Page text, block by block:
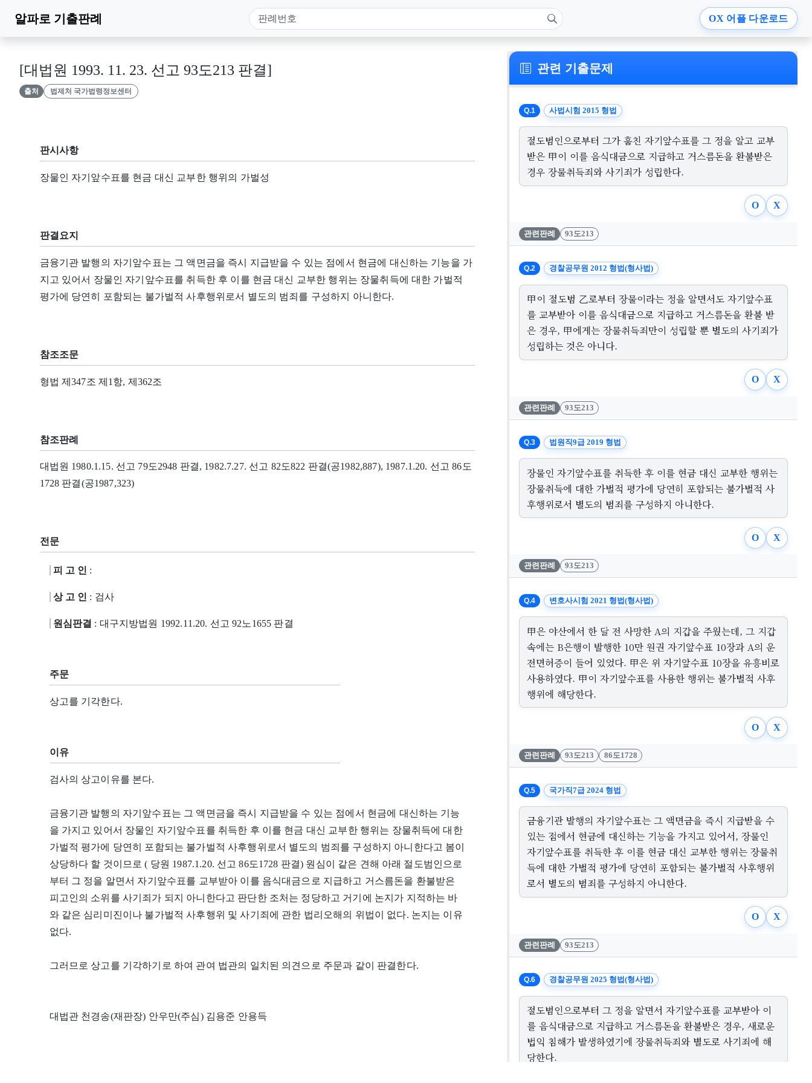
알파로 기출판례 OX 어플 다운로드
[대법원 1993. 11. 23. 선고 93도213 판결]
출처 법제처 국가법령정보센터
판시사항
장물인 자기앞수표를 현금 대신 교부한 행위의 가벌성
판결요지
금융기관 발행의 자기앞수표는 그 액면금을 즉시 지급받을 수 있는 점에서 현금에 대신하는 기능을 가
지고 있어서 장물인 자기앞수표를 취득한 후 이를 현금 대신 교부한 행위는 장물취득에 대한 가벌적
평가에 당연히 포함되는 불가벌적 사후행위로서 별도의 범죄를 구성하지 아니한다.
참조조문
형법 제347조 제1항, 제362조
참조판례
대법원 1980.1.15. 선고 79도2948 판결, 1982.7.27. 선고 82도822 판결(공1982,887), 1987.1.20. 선고 86도
1728 판결(공1987,323)
전문
피 고 인 :
상 고 인 : 검사
원심판결 : 대구지방법원 1992.11.20. 선고 92노1655 판결
주문
상고를 기각한다.
이유
검사의 상고이유를 본다.
금융기관 발행의 자기앞수표는 그 액면금을 즉시 지급받을 수 있는 점에서 현금에 대신하는 기능
을 가지고 있어서 장물인 자기앞수표를 취득한 후 이를 현금 대신 교부한 행위는 장물취득에 대한
가벌적 평가에 당연히 포함되는 불가벌적 사후행위로서 별도의 범죄를 구성하지 아니한다고 봄이
상당하다 할 것이므로 ( 당원 1987.1.20. 선고 86도1728 판결) 원심이 같은 견해 아래 절도범인으로
부터 그 정을 알면서 자기앞수표를 교부받아 이를 음식대금으로 지급하고 거스름돈을 환불받은
피고인의 소위를 사기죄가 되지 아니한다고 판단한 조처는 정당하고 거기에 논지가 지적하는 바
와 같은 심리미진이나 불가벌적 사후행위 및 사기죄에 관한 법리오해의 위법이 없다. 논지는 이유
없다.
그러므로 상고를 기각하기로 하여 관여 법관의 일치된 의견으로 주문과 같이 판결한다.
대법관 천경송(재판장) 안우만(주심) 김용준 안용득
관련 기출문제
Q.1 사법시험 2015 형법
절도범인으로부터 그가 훔친 자기앞수표를 그 정을 알고 교부
받은 甲이 이를 음식대금으로 지급하고 거스름돈을 환불받은
경우 장물취득죄와 사기죄가 성립한다.
O X
관련판례 93도213
Q.2 경찰공무원 2012 형법(형사법)
甲이 절도범 乙로부터 장물이라는 정을 알면서도 자기앞수표
를 교부받아 이를 음식대금으로 지급하고 거스름돈을 환불 받
은 경우, 甲에게는 장물취득죄만이 성립할 뿐 별도의 사기죄가
성립하는 것은 아니다.
O X
관련판례 93도213
Q.3 법원직9급 2019 형법
장물인 자기앞수표를 취득한 후 이를 현금 대신 교부한 행위는
장물취득에 대한 가벌적 평가에 당연히 포함되는 불가벌적 사
후행위로서 별도의 범죄를 구성하지 아니한다.
O X
관련판례 93도213
Q.4 변호사시험 2021 형법(형사법)
甲은 야산에서 한 달 전 사망한 A의 지갑을 주웠는데, 그 지갑
속에는 B은행이 발행한 10만 원권 자기앞수표 10장과 A의 운
전면허증이 들어 있었다. 甲은 위 자기앞수표 10장을 유흥비로
사용하였다. 甲이 자기앞수표를 사용한 행위는 불가벌적 사후
행위에 해당한다.
O X
관련판례 93도213 86도1728
Q.5 국가직7급 2024 형법
금융기관 발행의 자기앞수표는 그 액면금을 즉시 지급받을 수
있는 점에서 현금에 대신하는 기능을 가지고 있어서, 장물인
자기앞수표를 취득한 후 이를 현금 대신 교부한 행위는 장물취
득에 대한 가벌적 평가에 당연히 포함되는 불가벌적 사후행위
로서 별도의 범죄를 구성하지 아니한다.
O X
관련판례 93도213
Q.6 경찰공무원 2025 형법(형사법)
절도범인으로부터 그 정을 알면서 자기앞수표를 교부받아 이
를 음식대금으로 지급하고 거스름돈을 환불받은 경우, 새로운
법익 침해가 발생하였기에 장물취득죄와 별도로 사기죄에 해
당한다.